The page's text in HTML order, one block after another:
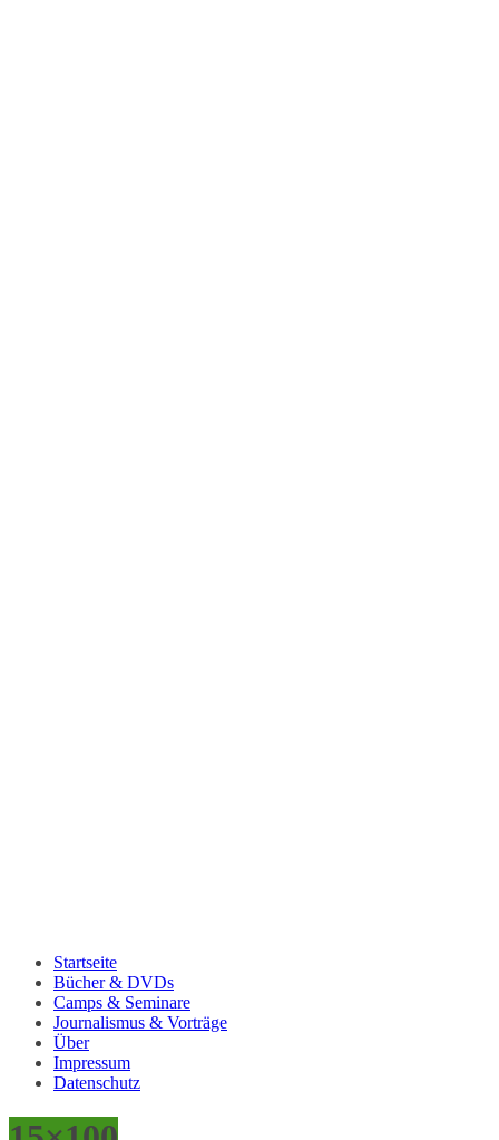
Startseite
Bücher & DVDs
Camps & Seminare
Journalismus & Vorträge
Über
Impressum
Datenschutz